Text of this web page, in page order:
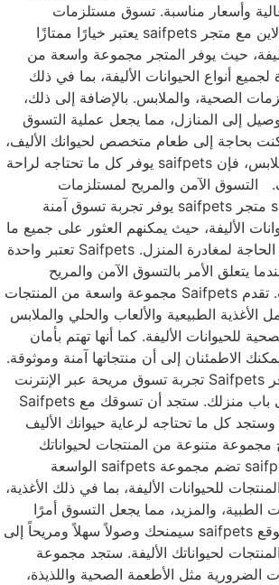
وأسعار مناسبة. تسوق مستلزمات
الحيوانات الأليفة أون لاين مع متجر saifpets يعتبر خيارًا ممتازًا
حيث يوفر المتجر مجموعة واسعة من
لجميع أنواع الحيوانات الأليفة، بما في ذلك
الصحية، والملابس. بالإضافة إلى ذلك،
إلى المنازل، مما يجعل عملية التسوق
بحاجة إلى طعام متخصص لحيوانك الأليف،
أو قطعة أنيقة من الملابس، فإن saifpets يوفر كل ما تحتاجه لراحة
التسوق الآمن والمريح لمستلزمات
الحيوانات مع saifpets متجر saifpets يوفر تجربة تسوق آمنة
الأليفة، حيث يمكنهم العثور على جميع ما
يحتاجه حيواناتهم دون الحاجة لمغادرة المنزل. Saifpets تعتبر واحدة
يتعلق الأمر بالتسوق الآمن والمريح
لمستلزمات الحيوانات. تقدم Saifpets مجموعة واسعة من المنتجات
الأغذية الطبيعية والألعاب والحلي والملابس
للحيوانات الأليفة. كما أنها تهتم بأمان
الاطمئنان إلى أن منتجاتها آمنة وموثوقة.
بالإضافة إلى ذلك، توفر Saifpets تجربة تسوق مريحة عبر الإنترنت
مع خدمة التوصيل إلى باب منزلك. ستجد أن تسوقك مع Saifpets
كل ما تحتاجه لرعاية حيوانك الأليف
متنوعة من المنتجات لحيواناتك
الأليفة على موقع saifpets تضم مجموعة saifpets الواسعة
للحيوانات الأليفة، بما في ذلك الأغذية،
الطبية، والمزيد، مما يجعل التسوق أمرًا
ممتعًا وسهلاً. تصفح موقع saifpets سيمنحك وصولاً سهلاً ومريحاً إلى
لحيواناتك الأليفة. ستجد مجموعة
مثل الأطعمة الصحية واللذيذة،